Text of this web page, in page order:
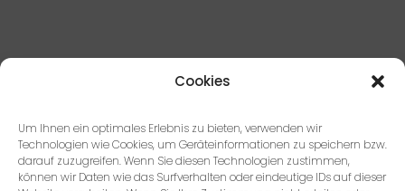
Cookies
Um Ihnen ein optimales Erlebnis zu bieten, verwenden wir
Technologien wie Cookies, um Geräteinformationen zu speichern bzw.
darauf zuzugreifen. Wenn Sie diesen Technologien zustimmen,
können wir Daten wie das Surfverhalten oder eindeutige IDs auf dieser